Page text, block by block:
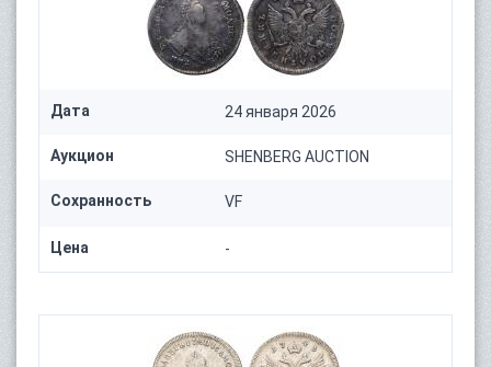
Дата 24 января 2026
Аукцион SHENBERG AUCTION
Сохранность VF
Цена -